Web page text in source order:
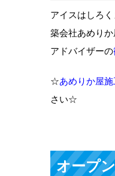
アイスはしろ
築会社あめり
アドバイザーの
☆あめりか屋
さい☆
オープ